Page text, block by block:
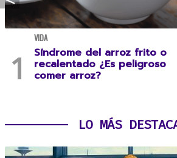
VIDA
Síndrome del arroz frito o
recalentado ¿Es peligroso
comer arroz?
LO MÁS